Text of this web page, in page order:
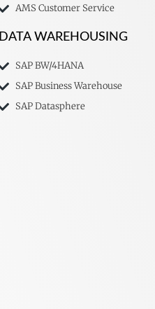
AMS Customer Service
DATA WAREHOUSING
SAP BW/4HANA
SAP Business Warehouse
SAP Datasphere